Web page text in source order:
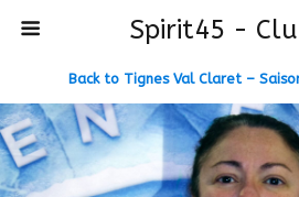
Spirit45 -
Back to Tignes Val Claret –